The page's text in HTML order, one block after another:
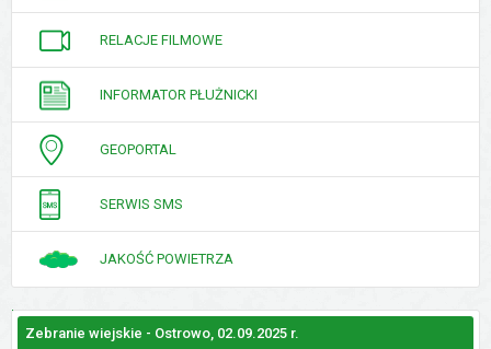
RELACJE FILMOWE
INFORMATOR PŁUŻNICKI
GEOPORTAL
SERWIS SMS
JAKOŚĆ POWIETRZA
GALERIE
Zebranie wiejskie - Ostrowo, 02.09.2025 r.